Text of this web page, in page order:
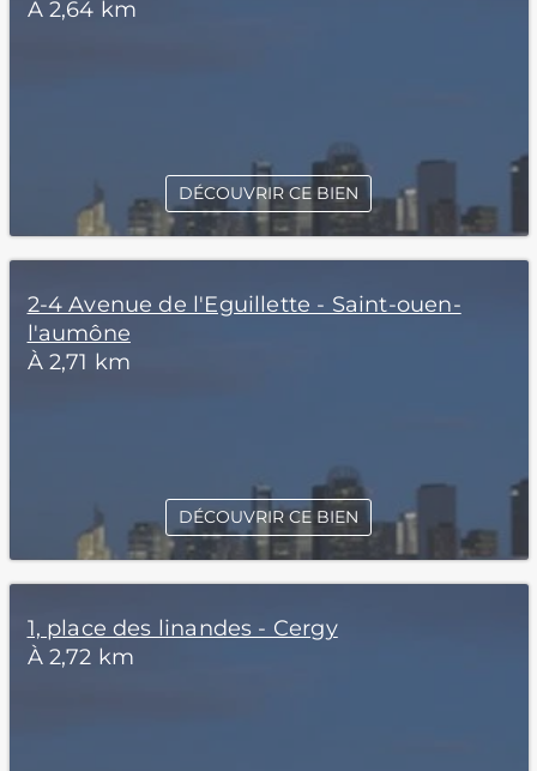
À 2,64 km
DÉCOUVRIR CE BIEN
2-4 Avenue de l'Eguillette - Saint-ouen-
l'aumône
À 2,71 km
DÉCOUVRIR CE BIEN
1, place des linandes - Cergy
À 2,72 km